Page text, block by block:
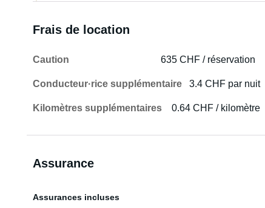
Frais de location
Caution 635 CHF / réservation
Conducteur·rice supplémentaire 3.4 CHF par nuit
Kilomètres supplémentaires 0.64 CHF / kilomètre
Assurance
Assurances incluses